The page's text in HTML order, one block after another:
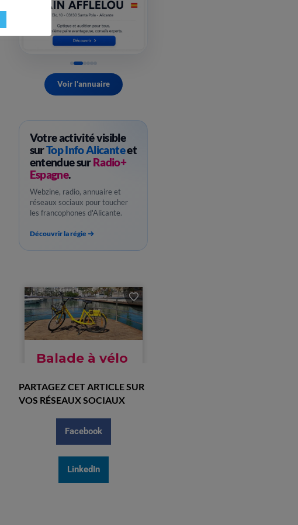
Voir l'annuaire
Votre activité visible
surTop Info Alicanteet
entendue surRadio+
Espagne.
Webzine, radio, annuaire et
réseaux sociaux pour toucher
les francophones d'Alicante.
Découvrir la régie
PARTAGEZ CET ARTICLE SUR
VOS RÉSEAUX SOCIAUX
Facebook
LinkedIn